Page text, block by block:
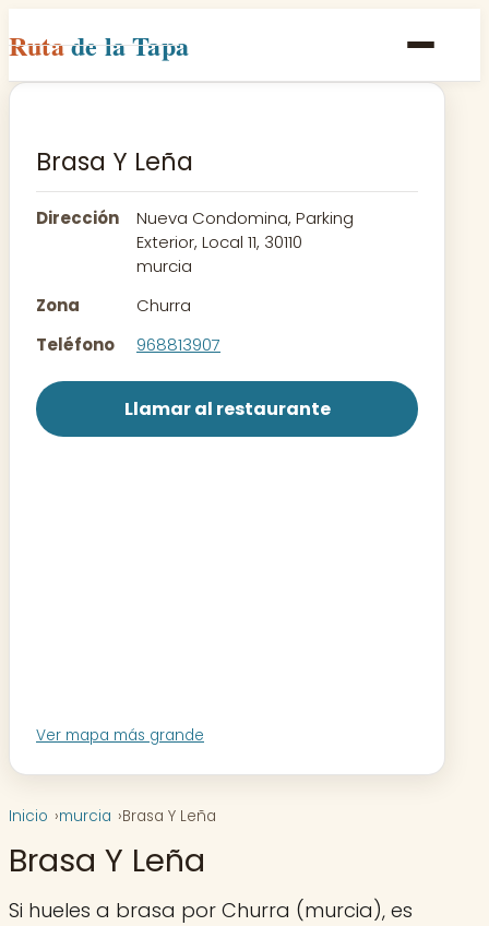
Rutade la Tapa
Inicio
Rutas
Contacto
Brasa Y Leña
Dirección
Nueva Condomina, Parking
Exterior, Local 11, 30110
murcia
Zona
Churra
Teléfono
968813907
Llamar al restaurante
Ver mapa más grande
Inicio murcia Brasa Y Leña
Brasa Y Leña
Si hueles a brasa por Churra (murcia), es